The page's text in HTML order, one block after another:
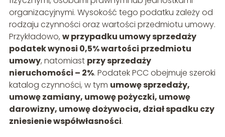
organizacyjnymi. Wysokość tego podatku zależy od
rodzaju czynności oraz wartości przedmiotu umowy.
Przykładowo, w przypadku umowy sprzedaży
podatek wynosi 0,5% wartości przedmiotu
umowy, natomiast przy sprzedaży
nieruchomości – 2%. Podatek PCC obejmuje szeroki
katalog czynności, w tym umowę sprzedaży,
umowę zamiany, umowę pożyczki, umowę
darowizny, umowę dożywocia, dział spadku czy
zniesienie współwłasności.